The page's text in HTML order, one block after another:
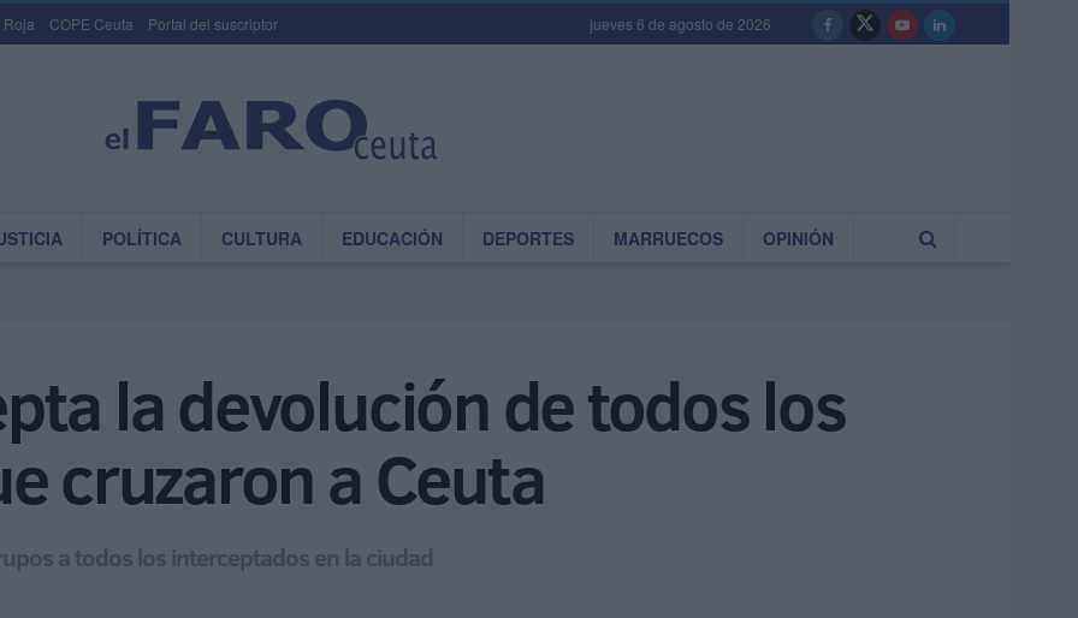
Roja COPE Ceuta Portal del suscriptor jueves 6 de agosto de 2026
POLÍTICA CULTURA EDUCACIÓN DEPORTES MARRUECOS OPINIÓN
la devolución de todos los
cruzaron a Ceuta
a todos los interceptados en la ciudad